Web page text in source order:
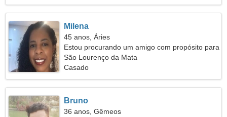
Milena
45 anos, Áries
Estou procurando um amigo com propósito para
encontros
São Lourenço da Mata
Casado
Bruno
36 anos, Gêmeos